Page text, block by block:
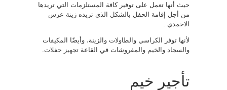
حيث أنها تعمل على توفير كافة المستلزمات التي تريدها
من أجل إقامة الحفل بالشكل الذي تريده زينة عرس
الاحمدي .
لأنها توفر الكراسي والطاولات والزينة، وأيضًا المكيفات
والسجاد والخيم والمفروشات في القاعة تجهيز حفلات
تأجير خيم